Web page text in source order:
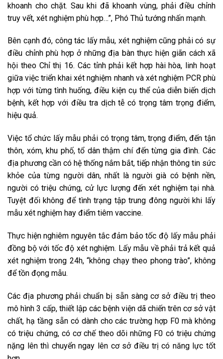
khoanh cho chặt. Sau khi đã khoanh vùng, phải điều chỉnh
truy vết, xét nghiệm phù hợp…”, Phó Thủ tướng nhấn mạnh.
Bên cạnh đó, công tác lấy mẫu, xét nghiệm cũng phải có sự
điều chỉnh phù hợp ở những địa bàn thực hiện giãn cách xã
hội theo Chỉ thị 16. Các tỉnh phải kết hợp hài hòa, linh hoạt
giữa việc triển khai xét nghiệm nhanh và xét nghiệm PCR phù
hợp với từng tình huống, điều kiện cụ thể của diễn biến dịch
bệnh, kết hợp với điều tra dịch tễ có trọng tâm trọng điểm,
hiệu quả.
Việc tổ chức lấy mẫu phải có trọng tâm, trọng điểm, đến tận
thôn, xóm, khu phố, tổ dân thậm chí đến từng gia đình. Các
địa phương cần có hệ thống nắm bắt, tiếp nhận thông tin sức
khỏe của từng người dân, nhất là người già có bệnh nền,
người có triệu chứng, cử lực lượng đến xét nghiệm tại nhà.
Tuyệt đối không để tình trạng tập trung đông người khi lấy
mẫu xét nghiệm hay điểm tiêm vaccine.
Thực hiện nghiêm nguyên tắc đảm bảo tốc độ lấy mẫu phải
đồng bộ với tốc độ xét nghiệm. Lấy mẫu về phải trả kết quả
xét nghiệm trong 24h, “không chạy theo phong trào”, không
để tồn đọng mẫu.
Các địa phương phải chuẩn bị sẵn sàng cơ sở điều trị theo
mô hình 3 cấp, thiết lập các bệnh viện dã chiến trên cơ sở vật
chất, hạ tầng sẵn có dành cho các trường hợp F0 mà không
có triệu chứng, có cơ chế theo dõi những F0 có triệu chứng
nặng lên thì chuyển ngay lên cơ sở điều trị có năng lực tốt